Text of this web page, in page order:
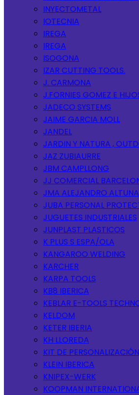
INYECTOMETAL
IOTECNIA
IREGA
IREGA
ISOGONA
IZAR CUTTING TOOLS.
J. CARMONA
J.FORNIES GOMEZ E
JADECO SYSTEMS
JAIME GARCIA MOLL
JANDEL
JARDIN Y NATURA ,
JAZ ZUBIAURRE
JBM CAMPLLONG
JJ COMERCIAL
JMA ALEJANDRO ALTUNA
JUBA PERSONAL
JUGUETES INDUSTRIALES
JUNPLAST PLASTICOS
K PLUS S ESPA/OLA
KANGAROO WELDING
KARCHER
KARPA TOOLS
KB8 IBERICA
KEBLAR E-TOOLS
KELDOM
KETER IBERIA
KH LLOREDA
KIT DE
KLEIN IBERICA
KNIPEX-WERK
KOOPMAN